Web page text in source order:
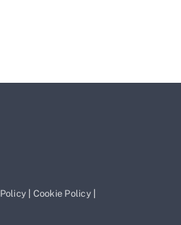
Cookie Policy|